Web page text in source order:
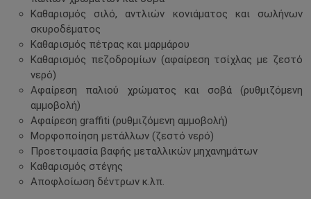
Καθαρισμός σιλό, αντλιών κονιάματος και σωλήνων
σκυροδέματος
Καθαρισμός πέτρας και μαρμάρου
Καθαρισμός πεζοδρομίων (αφαίρεση τσίχλας με ζεστό
νερό)
Αφαίρεση παλιού χρώματος και σοβά (ρυθμιζόμενη
αμμοβολή)
Αφαίρεση graffiti (ρυθμιζόμενη αμμοβολή)
Μορφοποίηση μετάλλων (ζεστό νερό)
Προετοιμασία βαφής μεταλλικών μηχανημάτων
Καθαρισμός στέγης
Αποφλοίωση δέντρων κ.λπ.